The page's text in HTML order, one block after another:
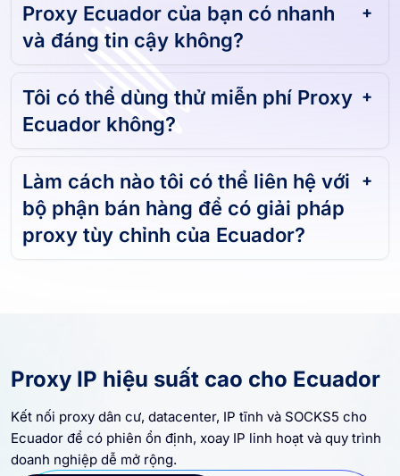
Proxy Ecuador của bạn có nhanh
và đáng tin cậy không?
Tôi có thể dùng thử miễn phí Proxy
Ecuador không?
Làm cách nào tôi có thể liên hệ với
bộ phận bán hàng để có giải pháp
proxy tùy chỉnh của Ecuador?
Proxy IP hiệu suất cao cho Ecuador
Kết nối proxy dân cư, datacenter, IP tĩnh và SOCKS5 cho
Ecuador để có phiên ổn định, xoay IP linh hoạt và quy trình
doanh nghiệp dễ mở rộng.